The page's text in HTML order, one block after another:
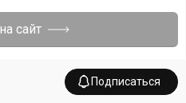
сайт
Подписаться